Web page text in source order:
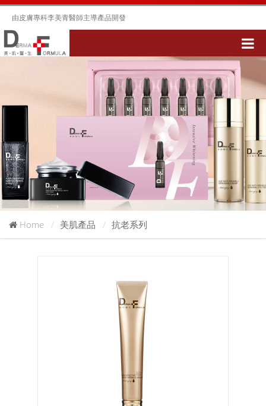
由皮膚專科李美青醫師主導產品開發
Home 美肌產品 抗老系列